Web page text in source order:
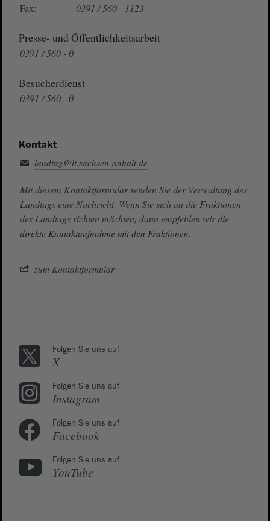
Fax:
0391 / 560 - 1123
Presse- und Öffentlichkeitsarbeit
0391 / 560 - 0
Besucherdienst
0391 / 560 - 0
Kontakt
landtag@lt.sachsen-anhalt.de
Mit diesem Kontaktformular senden Sie der Verwaltung des
Landtags eine Nachricht. Wenn Sie sich an die Fraktionen
des Landtags richten möchten, dann empfehlen wir die
direkte Kontaktaufnahme mit den Fraktionen.
zum Kontaktformular
Folgen Sie uns auf
X
Folgen Sie uns auf
Instagram
Folgen Sie uns auf
Facebook
Folgen Sie uns auf
YouTube